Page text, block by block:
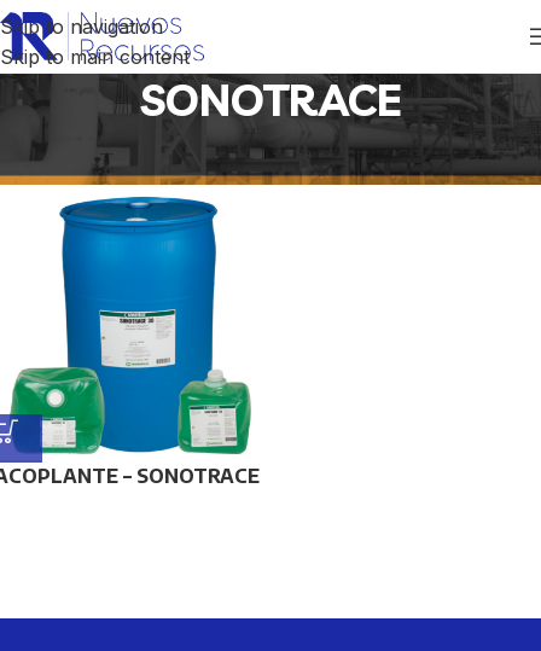
Skip to navigation
Skip to main content
SONOTRACE
Inicio Productos etiquetados “SONOTRACE”
– SONOTRACE